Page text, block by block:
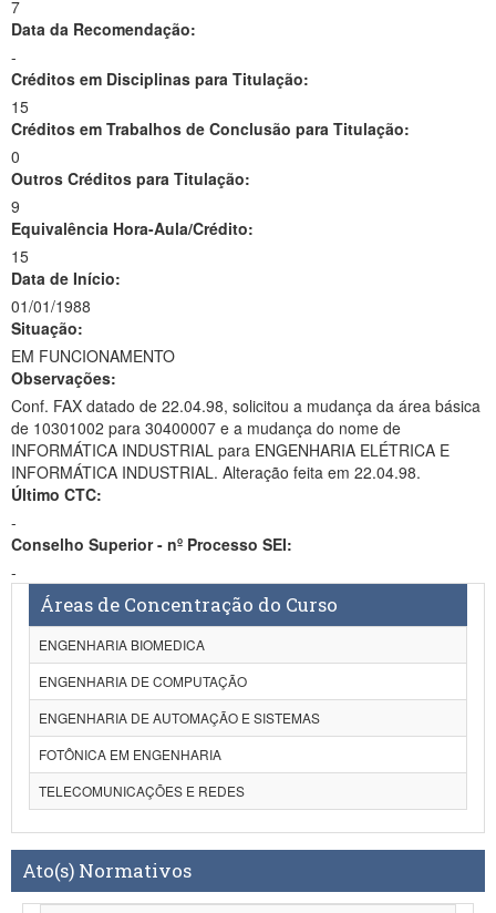
7
Data da Recomendação:
-
Créditos em Disciplinas para Titulação:
15
Créditos em Trabalhos de Conclusão para Titulação:
0
Outros Créditos para Titulação:
9
Equivalência Hora-Aula/Crédito:
15
Data de Início:
01/01/1988
Situação:
EM FUNCIONAMENTO
Observações:
Conf. FAX datado de 22.04.98, solicitou a mudança da área básica
de 10301002 para 30400007 e a mudança do nome de
INFORMÁTICA INDUSTRIAL para ENGENHARIA ELÉTRICA E
INFORMÁTICA INDUSTRIAL. Alteração feita em 22.04.98.
Último CTC:
-
Conselho Superior - nº Processo SEI:
-
Áreas de Concentração do Curso
ENGENHARIA BIOMEDICA
ENGENHARIA DE COMPUTAÇÃO
ENGENHARIA DE AUTOMAÇÃO E SISTEMAS
FOTÔNICA EM ENGENHARIA
TELECOMUNICAÇÕES E REDES
Ato(s) Normativos